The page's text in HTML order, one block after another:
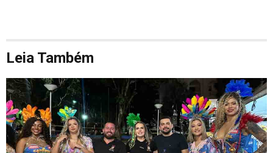
Leia Também